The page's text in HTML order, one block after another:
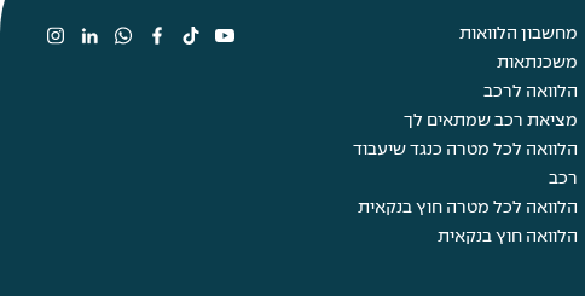
מחשבון הלוואות
משכנתאות
הלוואה לרכב
מציאת רכב שמתאים לך
הלוואה לכל מטרה כנגד שיעבוד
רכב
הלוואה לכל מטרה חוץ בנקאית
הלוואה חוץ בנקאית